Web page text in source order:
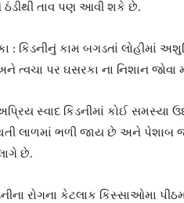
ઠંડીથી તાવ પણ આવી શકે છે.
: કિડનીનું કામ બગડતાં લોહીમાં
પર ઘસરકા ના નિશાન જોવા
સ્વાદ કિડનીમાં કોઈ સમસ્યા
લાળમાં ભળી જાય છે અને પેશાબ
છે.
રોગના કેટલાક કિસ્સાઓમા